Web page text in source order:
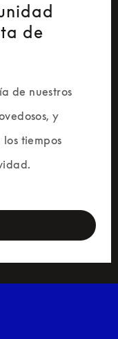
de
de nuestros
y
tiempos